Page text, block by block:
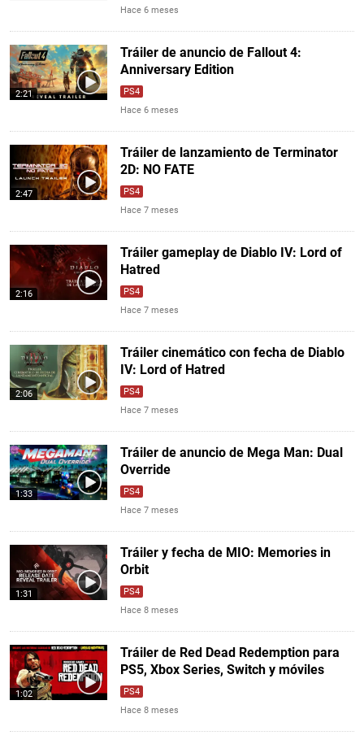
Hace 6 meses
2:21
Tráiler de anuncio de Fallout 4:
Anniversary Edition
PS4
Hace 6 meses
2:47
Tráiler de lanzamiento de Terminator
2D: NO FATE
PS4
Hace 7 meses
2:16
Tráiler gameplay de Diablo IV: Lord of
Hatred
PS4
Hace 7 meses
2:06
Tráiler cinemático con fecha de Diablo
IV: Lord of Hatred
PS4
Hace 7 meses
1:33
Tráiler de anuncio de Mega Man: Dual
Override
PS4
Hace 7 meses
1:31
Tráiler y fecha de MIO: Memories in
Orbit
PS4
Hace 8 meses
1:02
Tráiler de Red Dead Redemption para
PS5, Xbox Series, Switch y móviles
PS4
Hace 8 meses